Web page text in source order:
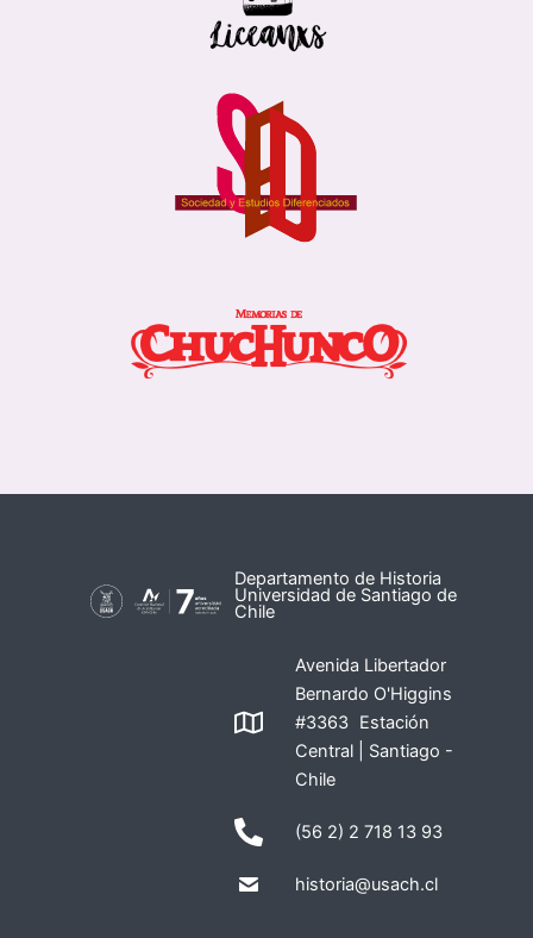
Departamento de Historia
Universidad de Santiago de
Chile
Avenida Libertador
Bernardo O'Higgins
#3363 Estación
Central | Santiago -
Chile
(56 2) 2 718 13 93
historia@usach.cl